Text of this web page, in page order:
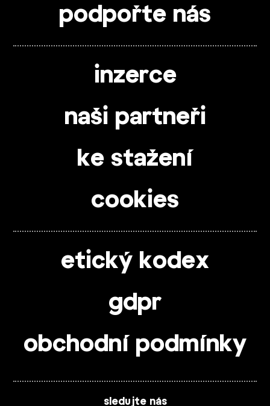
podpořte nás
inzerce
naši partneři
ke stažení
cookies
etický kodex
gdpr
obchodní podmínky
sledujte nás